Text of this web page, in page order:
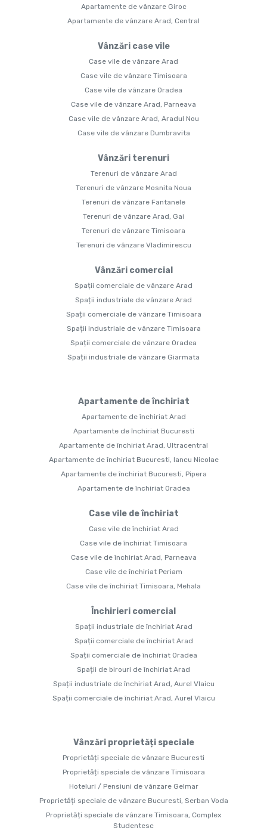
Apartamente de vânzare Giroc
Apartamente de vânzare Arad, Central
Vânzări case vile
Case vile de vânzare Arad
Case vile de vânzare Timisoara
Case vile de vânzare Oradea
Case vile de vânzare Arad, Parneava
Case vile de vânzare Arad, Aradul Nou
Case vile de vânzare Dumbravita
Vânzări terenuri
Terenuri de vânzare Arad
Terenuri de vânzare Mosnita Noua
Terenuri de vânzare Fantanele
Terenuri de vânzare Arad, Gai
Terenuri de vânzare Timisoara
Terenuri de vânzare Vladimirescu
Vânzări comercial
Spații comerciale de vânzare Arad
Spații industriale de vânzare Arad
Spații comerciale de vânzare Timisoara
Spații industriale de vânzare Timisoara
Spații comerciale de vânzare Oradea
Spații industriale de vânzare Giarmata
Apartamente de închiriat
Apartamente de închiriat Arad
Apartamente de închiriat Bucuresti
Apartamente de închiriat Arad, Ultracentral
Apartamente de închiriat Bucuresti, Iancu Nicolae
Apartamente de închiriat Bucuresti, Pipera
Apartamente de închiriat Oradea
Case vile de închiriat
Case vile de închiriat Arad
Case vile de închiriat Timisoara
Case vile de închiriat Arad, Parneava
Case vile de închiriat Periam
Case vile de închiriat Timisoara, Mehala
Închirieri comercial
Spații industriale de închiriat Arad
Spații comerciale de închiriat Arad
Spații comerciale de închiriat Oradea
Spații de birouri de închiriat Arad
Spații industriale de închiriat Arad, Aurel Vlaicu
Spații comerciale de închiriat Arad, Aurel Vlaicu
Vânzări proprietăți speciale
Proprietăți speciale de vânzare Bucuresti
Proprietăți speciale de vânzare Timisoara
Hoteluri / Pensiuni de vânzare Gelmar
Proprietăți speciale de vânzare Bucuresti, Serban Voda
Proprietăți speciale de vânzare Timisoara, Complex
Studentesc